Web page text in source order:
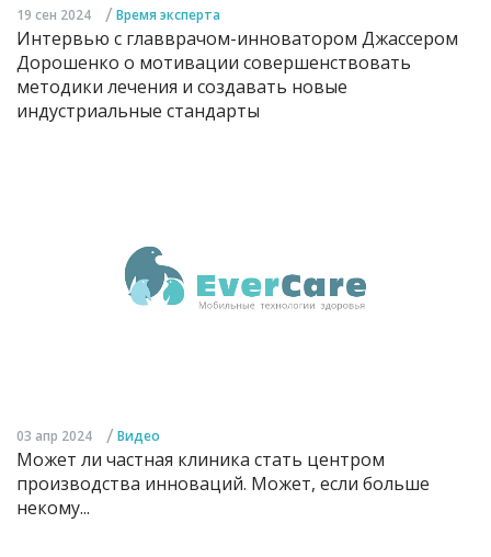
19 сен 2024 / Время эксперта
Интервью с главврачом-инноватором Джассером
Дорошенко о мотивации совершенствовать
методики лечения и создавать новые
индустриальные стандарты
03 апр 2024 / Видео
Может ли частная клиника стать центром
производства инноваций. Может, если больше
некому...